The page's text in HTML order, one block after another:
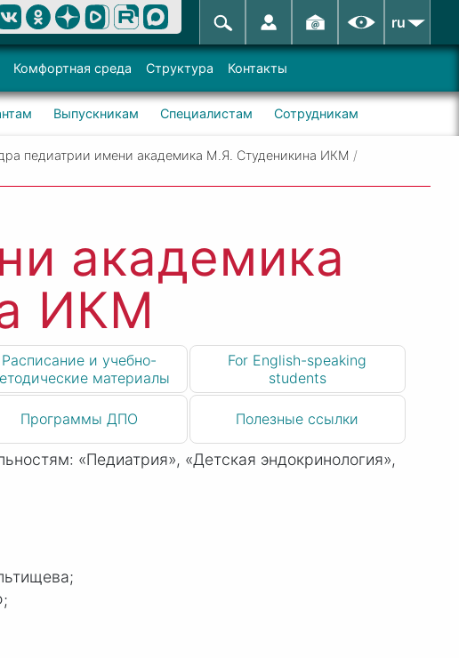
ru
Комфортная среда Структура Контакты
Выпускникам Специалистам Сотрудникам
педиатрии имени академика М.Я. Студеникина ИКМ /
академика
ИКМ
Расписание и учебно-
материалы
For English-speaking
students
Программы ДПО Полезные ссылки
«Педиатрия», «Детская эндокринология»,